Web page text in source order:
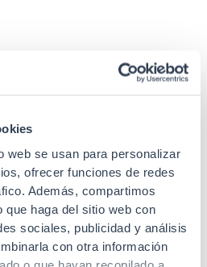
web se usan para personalizar
ofrecer funciones de redes
Además, compartimos
que haga del sitio web con
sociales, publicidad y análisis
con otra información
SKU: 50PPCT2
19" panels
19″ cable entry panel with
protective cover, 2U